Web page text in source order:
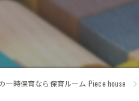
一時保育なら保育ルーム Piece house